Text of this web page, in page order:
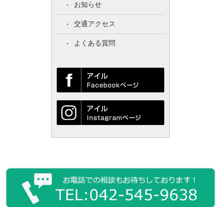
お知らせ
交通アクセス
よくある質問